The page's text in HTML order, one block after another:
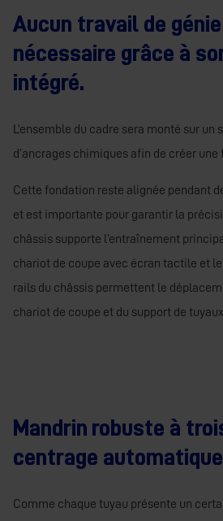
Aucun travail de
nécessaire grâce à
intégré.
L’ensemble du cadre sera monté sur un
d’ancrages chimiques afin de créer
Cette fondation reste alignée pendant
et est importante pour garantir la
châssis supporte l’entraînement
chariot de coupe avec écran tactile et
rails du châssis permettent le
chariot de coupe et du support de
Mandrin robuste à
centrage automatique
Comme chaque tuyau présente un